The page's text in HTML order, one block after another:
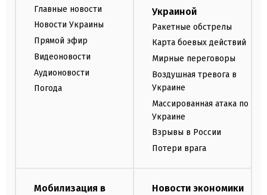
Главные новости
Новости Украины
Прямой эфир
Видеоновости
Аудионовости
Погода
Украиной
Ракетные обстрелы
Карта боевых действий
Мирные переговоры
Воздушная тревога в
Украине
Массированная атака по
Украине
Взрывы в России
Потери врага
Мобилизация в
Новости экономики